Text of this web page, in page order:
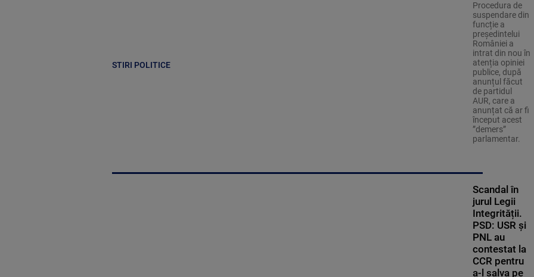
STIRI POLITICE
Procedura de
suspendare din
funcție a
președintelui
României a
intrat din nou în
atenția opiniei
publice, după
anunțul făcut
de partidul
AUR, care a
anunțat că ar fi
început acest
”demers”
parlamentar.
Scandal în
jurul Legii
Integrității.
PSD: USR și
PNL au
contestat la
CCR pentru
a-l salva pe